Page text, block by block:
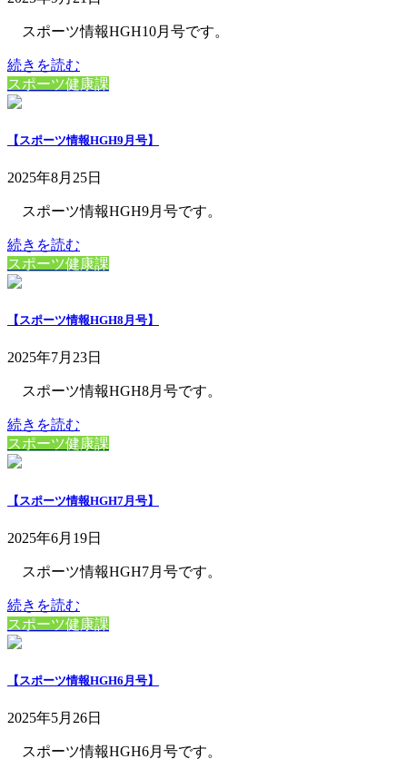
スポーツ情報HGH10月号です。
続きを読む
スポーツ健康課
【スポーツ情報HGH9月号】
2025年8月25日
スポーツ情報HGH9月号です。
続きを読む
スポーツ健康課
【スポーツ情報HGH8月号】
2025年7月23日
スポーツ情報HGH8月号です。
続きを読む
スポーツ健康課
【スポーツ情報HGH7月号】
2025年6月19日
スポーツ情報HGH7月号です。
続きを読む
スポーツ健康課
【スポーツ情報HGH6月号】
2025年5月26日
スポーツ情報HGH6月号です。